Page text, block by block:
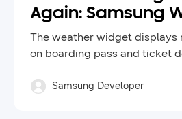
Again: Samsung
Brings Real-Time
Forecasts to Your
The weather widget displays
on boarding pass and ticket
Samsung Developer